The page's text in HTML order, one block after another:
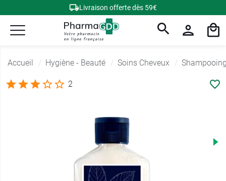
Livraison offerte dès 59€
Accueil Hygiène - Beauté Soins Cheveux
2